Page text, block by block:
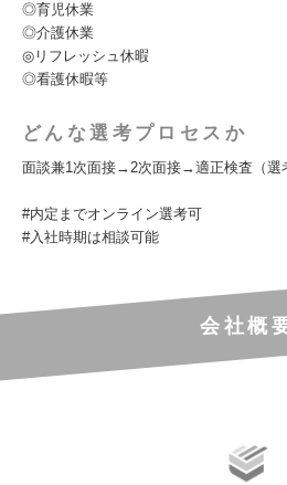
◎育児休業
◎介護休業
◎リフレッシュ休暇
◎看護休暇等
どんな選考プロセスか
面談兼1次面接→2次面接→適正検査（
#内定までオンライン選考可
#入社時期は相談可能
会社概